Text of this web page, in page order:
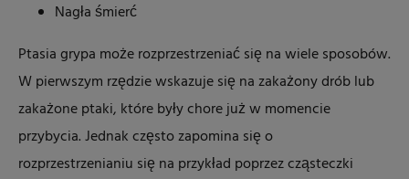
Nagła śmierć
Ptasia grypa może rozprzestrzeniać się na wiele sposobów.
W pierwszym rzędzie wskazuje się na zakażony drób lub
zakażone ptaki, które były chore już w momencie
przybycia. Jednak często zapomina się o
rozprzestrzenianiu się na przykład poprzez cząsteczki